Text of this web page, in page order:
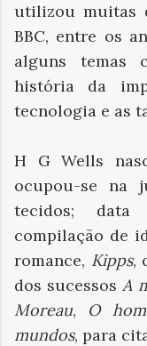
utilizou muitas
BBC, entre os
alguns temas
história da
tecnologia e as
H G Wells
ocupou-se na
tecidos;
compilação de
romance, Kipps,
dos sucessosA
Moreau, O
mundos, para